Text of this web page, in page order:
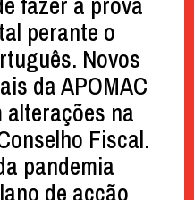
perante o
Novos
da APOMAC
na
Fiscal.
pandemia
de acção